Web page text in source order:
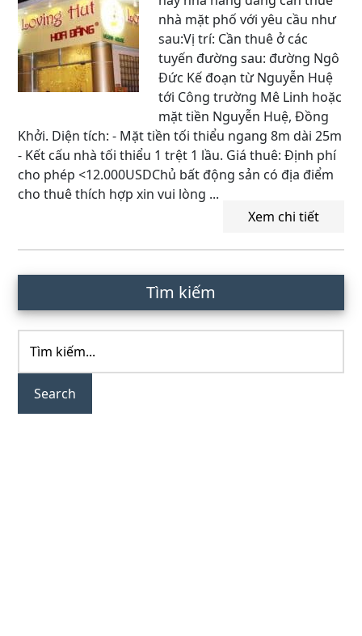
nhà mặt phố với yêu cầu như
sau:Vị trí: Cần thuê ở các
tuyến đường sau: đường Ngô
Đức Kế đoạn từ Nguyễn Huệ
tới Công trường Mê Linh hoặc
mặt tiền Nguyễn Huệ, Đồng
Khởi. Diện tích: - Mặt tiền tối thiểu ngang 8m dài 25m
- Kết cấu nhà tối thiểu 1 trệt 1 lầu. Giá thuê: Định phí
cho phép <12.000USDChủ bất động sản có địa điểm
cho thuê thích hợp xin vui lòng ...
Xem chi tiết
Primary
Tìm kiếm
kiếm...